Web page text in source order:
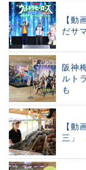
【
だサ
阪神
ルト
も
【動
三」